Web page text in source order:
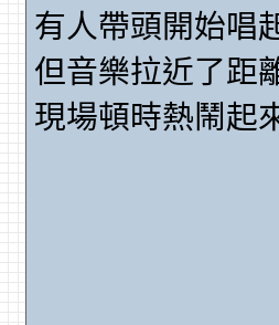
有人帶頭開始唱
但音樂拉近了距
現場頓時熱鬧起